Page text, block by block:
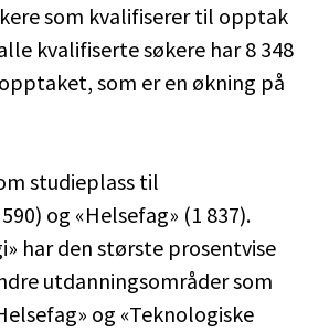
som kvalifiserer til opptak
kvalifiserte søkere har 8 348
som er en økning på
studieplass til
og «Helsefag» (1 837).
har den største prosentvise
utdanningsområder som
og «Teknologiske